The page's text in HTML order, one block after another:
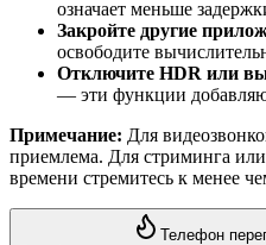
означает меньше
Закройте другие
освободите
Отключите HDR или
— эти функции
Примечание: Для
приемлема. Для стриминга
времени стремитесь к менее
Телефон